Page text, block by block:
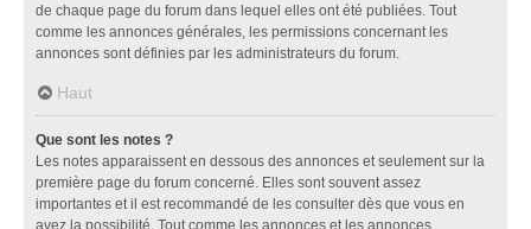
de chaque page du forum dans lequel elles ont été publiées. Tout
comme les annonces générales, les permissions concernant les
annonces sont définies par les administrateurs du forum.
Haut
Que sont les notes ?
Les notes apparaissent en dessous des annonces et seulement sur la
première page du forum concerné. Elles sont souvent assez
importantes et il est recommandé de les consulter dès que vous en
avez la possibilité. Tout comme les annonces et les annonces